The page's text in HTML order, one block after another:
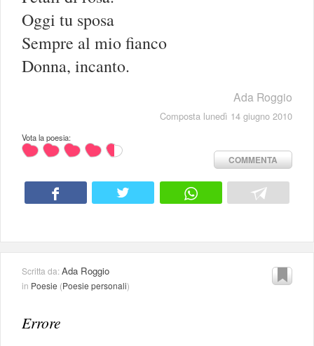
Oggi tu sposa
Sempre al mio fianco
Donna, incanto.
Ada Roggio
Composta lunedì 14 giugno 2010
Vota la poesia:
COMMENTA
Scritta da:Ada Roggio
in Poesie (Poesie personali)
Errore